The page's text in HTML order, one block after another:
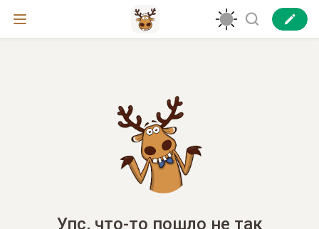
Упс, что-то пошло не так